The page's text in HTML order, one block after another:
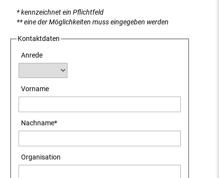
* kennzeichnet ein Pflichtfeld
** eine der Möglichkeiten muss eingegeben werden
Kontaktdaten
Anrede
Vorname
Nachname*
Organisation